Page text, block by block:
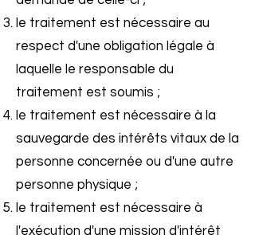
le traitement est nécessaire au
respect d'une obligation légale à
laquelle le responsable du
traitement est soumis ;
le traitement est nécessaire à la
sauvegarde des intérêts vitaux de la
personne concernée ou d'une autre
personne physique ;
le traitement est nécessaire à
l'exécution d'une mission d'intérêt